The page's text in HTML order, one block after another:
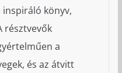
könyv,
résztvevők
a
és az átvitt